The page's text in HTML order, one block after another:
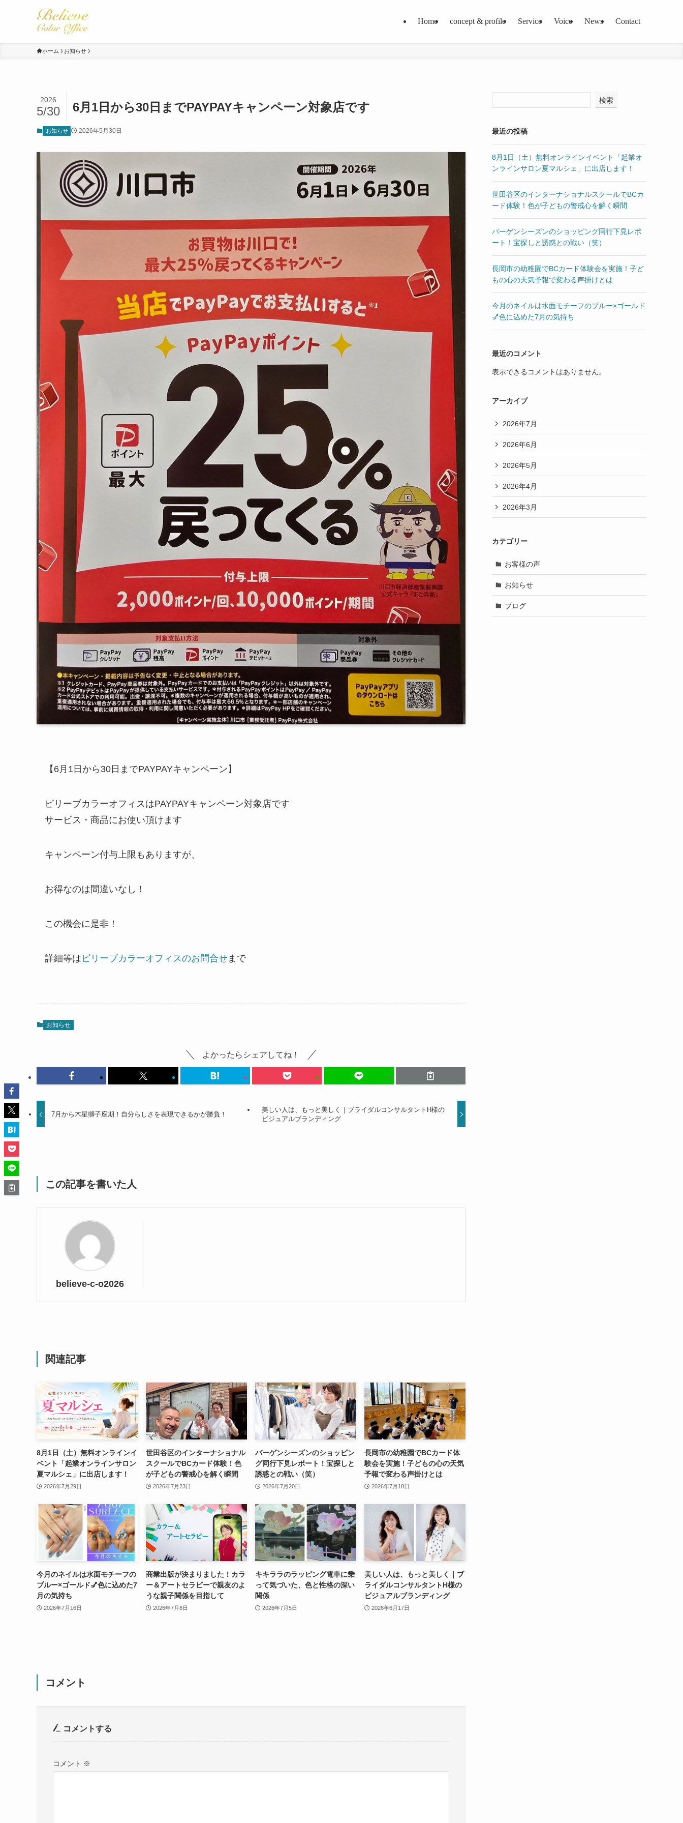
Home concept & profile Service Voice News Contact
ホーム お知らせ
6月1日から30日までPAYPAYキャンペーン対象店です
2026
5/30
お知らせ 2026年5月30日
【6月1日から30日までPAYPAYキャンペーン】
ビリーブカラーオフィスはPAYPAYキャンペーン対象店です
サービス・商品にお使い頂けます
キャンペーン付与上限もありますが、
お得なのは間違いなし！
この機会に是非！
詳細等は ビリーブカラーオフィスのお問合せまで
お知らせ
よかったらシェアしてね！
7月から木星獅子座期！自分らしさを表現できるかが勝負！
美しい人は、もっと美しく｜ブライダルコンサルタントH様の
ビジュアルブランディング
この記事を書いた人
believe-c-o2026
関連記事
8月1日（土）無料オンラインイ
ベント「起業オンラインサロン
夏マルシェ」に出店します！
2026年7月29日
世田谷区のインターナショナル
スクールでBCカード体験！色
が子どもの警戒心を解く瞬間
2026年7月23日
バーゲンシーズンのショッピン
グ同行下見レポート！宝探しと
誘惑との戦い（笑）
2026年7月20日
長岡市の幼稚園でBCカード体
験会を実施！子どもの心の天気
予報で変わる声掛けとは
2026年7月18日
今月のネイルは水面モチーフの
ブルー×ゴールド💅色に込めた7
月の気持ち
2026年7月16日
商業出版が決まりました！カラ
ー＆アートセラピーで親友のよ
うな親子関係を目指して
2026年7月8日
キキララのラッピング電車に乗
って気づいた、色と性格の深い
関係
2026年7月5日
美しい人は、もっと美しく｜ブ
ライダルコンサルタントH様の
ビジュアルブランディング
2026年6月17日
コメント
コメントする
コメント ※
検索
最近の投稿
8月1日（土）無料オンラインイベント「起業オ
ンラインサロン夏マルシェ」に出店します！
世田谷区のインターナショナルスクールでBCカ
ード体験！色が子どもの警戒心を解く瞬間
バーゲンシーズンのショッピング同行下見レポ
ート！宝探しと誘惑との戦い（笑）
長岡市の幼稚園でBCカード体験会を実施！子ど
もの心の天気予報で変わる声掛けとは
今月のネイルは水面モチーフのブルー×ゴールド
💅色に込めた7月の気持ち
最近のコメント
表示できるコメントはありません。
アーカイブ
2026年7月
2026年6月
2026年5月
2026年4月
2026年3月
カテゴリー
お客様の声
お知らせ
ブログ